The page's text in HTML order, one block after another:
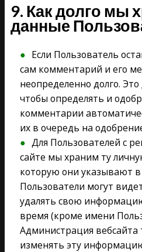
9. Как долго мы
данные
Если Пользователь
сам комментарий и его
неопределенно долго. Это
чтобы определять и
комментарии
их в очередь на
Для Пользователей с
сайте мы храним ту
которую они указывают
Пользователи могут
удалять свою
время (кроме имени
Администрация
изменять эту